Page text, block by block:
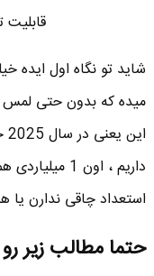
شاید تو نگاه اول ایده
میده که بدون حتی لمس
داریم ، اون
استعداد چاقی ندارن یا
حتما مطالب زیر